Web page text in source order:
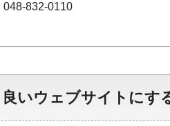
048-832-0110
いウェブサイトにす